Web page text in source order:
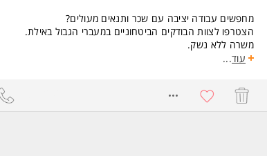
מחפשים עבודה יציבה עם שכר ותנאים מעולים?
הצטרפו לצוות הבודקים הביטחוניים במעברי הגבול באילת.
משרה ללא נשק.
עבודה במשמרות, כולל שבתות וחגים.
תשלום עבור שעות נוספות ושעות שבת בהתאם להסכם הקיבוצי.
פנסיה וקרן השתלמות מהיום הראשון.
עוד...